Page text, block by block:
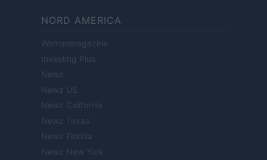
NORD AMERICA
Womanmagazine
Investing Plus
Newz
Newz US
Newz California
Newz Texas
Newz Florida
Newz New York